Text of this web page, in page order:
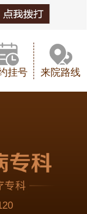
挂号 来院路线